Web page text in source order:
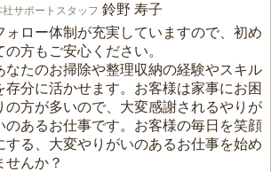
社サポートスタッフ 鈴野 寿子
ォロー体制が充実していますので、初め
の方もご安心ください。
なたのお掃除や整理収納の経験やスキル
存分に活かせます。お客様は家事にお困
の方が多いので、大変感謝されるやりが
のあるお仕事です。お客様の毎日を笑顔
する、大変やりがいのあるお仕事を始め
せんか？